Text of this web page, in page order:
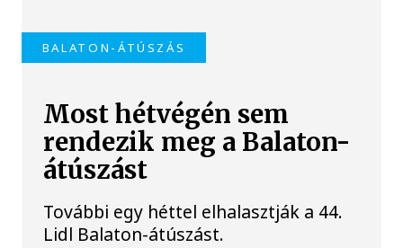
BALATON-ÁTÚSZÁS
Most hétvégén sem
rendezik meg a Balaton-
átúszást
További egy héttel elhalasztják a 44.
Lidl Balaton-átúszást.